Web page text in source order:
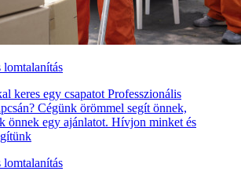
lomtalanítás
keres egy csapatot Professzionális
Cégünk örömmel segít önnek,
önnek egy ajánlatot. Hívjon minket és
lomtalanítás